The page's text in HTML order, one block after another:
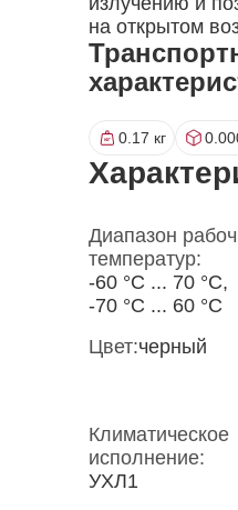
на открытом
0.17 кг
Диапазон
температур:
-60 °С ... 70 °С,
-70 °С ... 60 °С
Цвет:черный
Климатическое
исполнение:
УХЛ1